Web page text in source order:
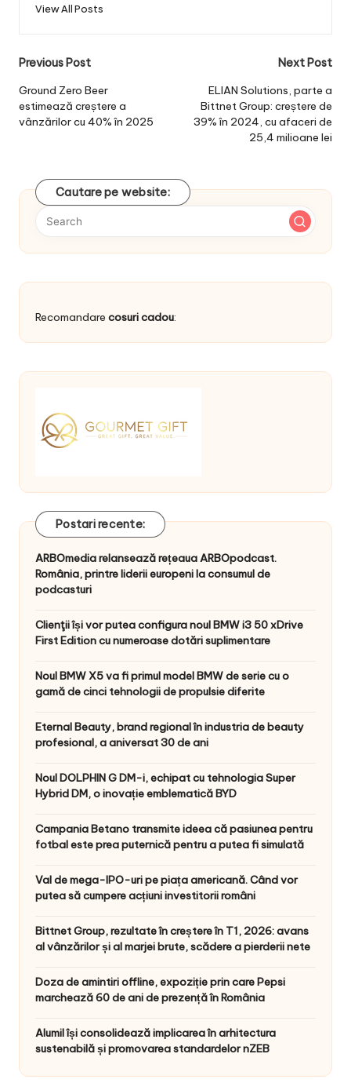
View All Posts
Post
navigation
Previous Post
Ground Zero Beer
estimează creștere a
vânzărilor cu 40% în 2025
Next Post
ELIAN Solutions, parte a
Bittnet Group: creștere de
39% în 2024, cu afaceri de
25,4 milioane lei
Cautare pe website:
Recomandare cosuri cadou:
Postari recente:
ARBOmedia relansează rețeaua ARBOpodcast.
România, printre liderii europeni la consumul de
podcasturi
Clienţii își vor putea configura noul BMW i3 50 xDrive
First Edition cu numeroase dotări suplimentare
Noul BMW X5 va fi primul model BMW de serie cu o
gamă de cinci tehnologii de propulsie diferite
Eternal Beauty, brand regional în industria de beauty
profesional, a aniversat 30 de ani
Noul DOLPHIN G DM-i, echipat cu tehnologia Super
Hybrid DM, o inovație emblematică BYD
Campania Betano transmite ideea că pasiunea pentru
fotbal este prea puternică pentru a putea fi simulată
Val de mega-IPO-uri pe piața americană. Când vor
putea să cumpere acțiuni investitorii români
Bittnet Group, rezultate în creștere în T1, 2026: avans
al vânzărilor și al marjei brute, scădere a pierderii nete
Doza de amintiri offline, expoziție prin care Pepsi
marchează 60 de ani de prezență în România
Alumil își consolidează implicarea în arhitectura
sustenabilă și promovarea standardelor nZEB